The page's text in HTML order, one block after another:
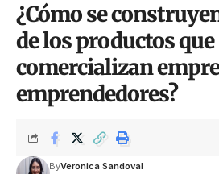
¿Cómo se
de los productos que
comercializan
emprendedores?
ByVeronica Sandoval